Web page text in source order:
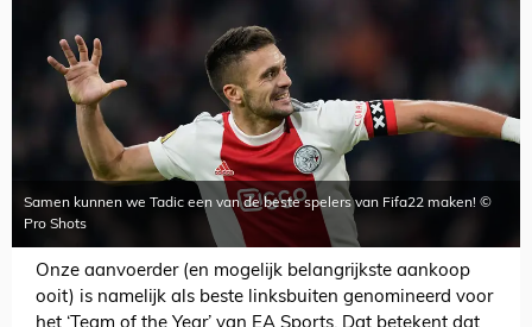
Samen kunnen we Tadic een van de beste spelers van Fifa22 maken! ©
Pro Shots
Onze aanvoerder (en mogelijk belangrijkste aankoop
ooit) is namelijk als beste linksbuiten genomineerd voor